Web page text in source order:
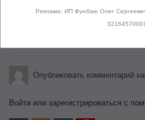
Опубликовать комментарий
Войти или зарегистрироваться с
Реклама: ИП Фунбаю Олег